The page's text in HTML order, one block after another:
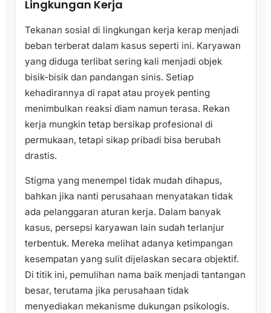
Lingkungan Kerja
Tekanan sosial di lingkungan kerja kerap menjadi
beban terberat dalam kasus seperti ini. Karyawan
yang diduga terlibat sering kali menjadi objek
bisik-bisik dan pandangan sinis. Setiap
kehadirannya di rapat atau proyek penting
menimbulkan reaksi diam namun terasa. Rekan
kerja mungkin tetap bersikap profesional di
permukaan, tetapi sikap pribadi bisa berubah
drastis.
Stigma yang menempel tidak mudah dihapus,
bahkan jika nanti perusahaan menyatakan tidak
ada pelanggaran aturan kerja. Dalam banyak
kasus, persepsi karyawan lain sudah terlanjur
terbentuk. Mereka melihat adanya ketimpangan
kesempatan yang sulit dijelaskan secara objektif.
Di titik ini, pemulihan nama baik menjadi tantangan
besar, terutama jika perusahaan tidak
menyediakan mekanisme dukungan psikologis.